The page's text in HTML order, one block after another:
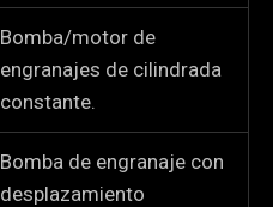
Bomba/motor de
engranajes de cilindrada
constante.
Bomba de engranaje con
desplazamiento